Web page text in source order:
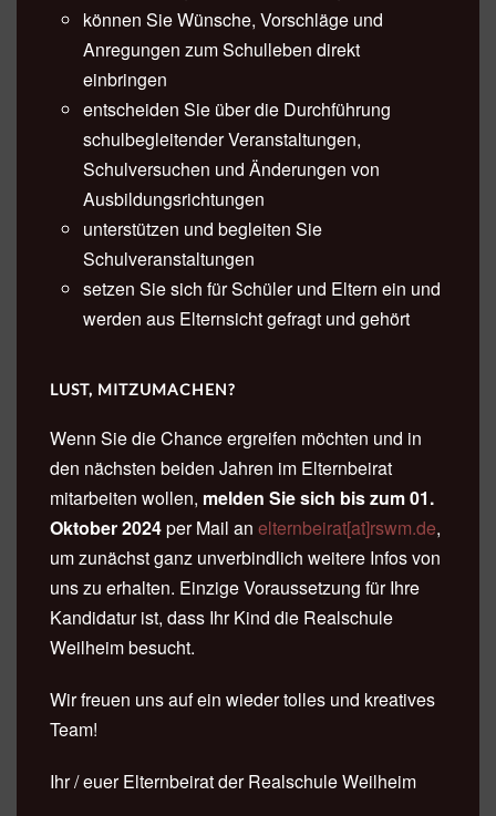
können Sie Wünsche, Vorschläge und
Anregungen zum Schulleben direkt
einbringen
entscheiden Sie über die Durchführung
schulbegleitender Veranstaltungen,
Schulversuchen und Änderungen von
Ausbildungsrichtungen
unterstützen und begleiten Sie
Schulveranstaltungen
setzen Sie sich für Schüler und Eltern ein und
werden aus Elternsicht gefragt und gehört
LUST, MITZUMACHEN?
Wenn Sie die Chance ergreifen möchten und in
den nächsten beiden Jahren im Elternbeirat
mitarbeiten wollen, melden Sie sich bis zum 01.
Oktober 2024per Mail an elternbeirat[at]rswm.de,
um zunächst ganz unverbindlich weitere Infos von
uns zu erhalten. Einzige Voraussetzung für Ihre
Kandidatur ist, dass Ihr Kind die Realschule
Weilheim besucht.
Wir freuen uns auf ein wieder tolles und kreatives
Team!
Ihr / euer Elternbeirat der Realschule Weilheim